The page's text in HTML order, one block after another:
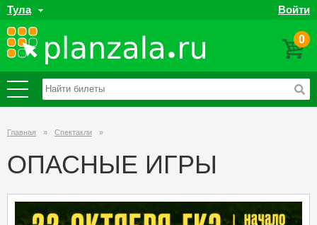
Тула Войти
0
Главная » Спектакли »
ОПАСНЫЕ ИГРЫ